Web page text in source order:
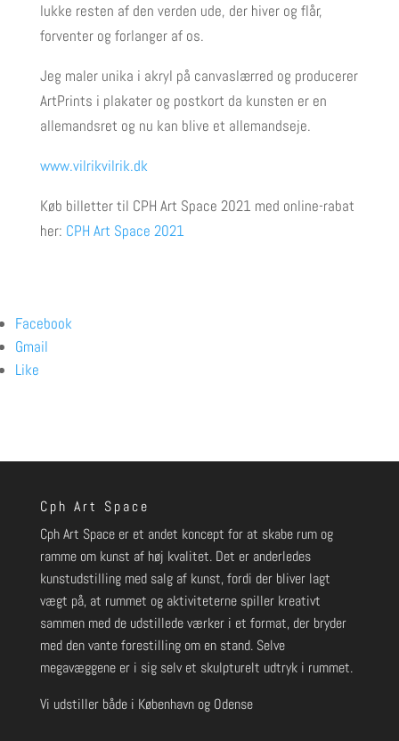
lukke resten af den verden ude, der hiver og flår,
forventer og forlanger af os.
Jeg maler unika i akryl på canvaslærred og producerer
ArtPrints i plakater og postkort da kunsten er en
allemandsret og nu kan blive et allemandseje.
www.vilrikvilrik.dk
Køb billetter til CPH Art Space 2021 med online-rabat
her: CPH Art Space 2021
Facebook
Gmail
Like
Cph Art Space
Cph Art Space er et andet koncept for at skabe rum og
ramme om kunst af høj kvalitet. Det er anderledes
kunstudstilling med salg af kunst, fordi der bliver lagt
vægt på, at rummet og aktiviteterne spiller kreativt
sammen med de udstillede værker i et format, der bryder
med den vante forestilling om en stand. Selve
megavæggene er i sig selv et skulpturelt udtryk i rummet.
Vi udstiller både i København og Odense